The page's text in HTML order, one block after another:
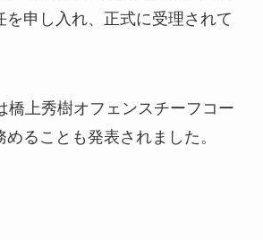
を申し入れ、正式に受理されて
橋上秀樹オフェンスチーフコー
ることも発表されました。